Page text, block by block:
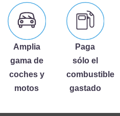
Amplia
gama de
coches y
motos
Paga
sólo el
combustible
gastado